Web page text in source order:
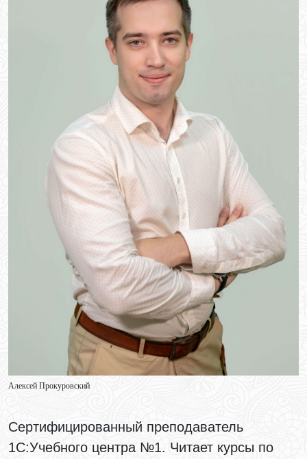
Алексей Прокуровский
Сертифицированный преподаватель
1С:Учебного центра №1. Читает курсы по